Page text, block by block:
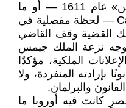
وتُعدّ قضية «إعلان البروكلاميشن» عام 1611 — أو ما
يُعرف بـ Case of Proclamations — لحظة مفصلية في
القضية وقف القاضي
بوجه نزعة الملك جيمس
الملكية، مؤكدًا
بإرادته المنفردة، ولا
والبرلمان.
كانت فيه أوروبا ما